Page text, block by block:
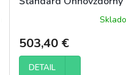
503,40 €
DETAIL